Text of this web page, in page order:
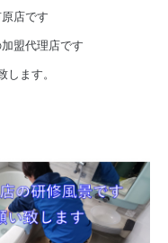
店です
盟代理店です
ます。